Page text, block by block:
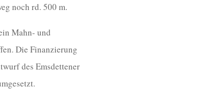
noch rd. 500 m.
Mahn- und
Die Finanzierung
des Emsdettener